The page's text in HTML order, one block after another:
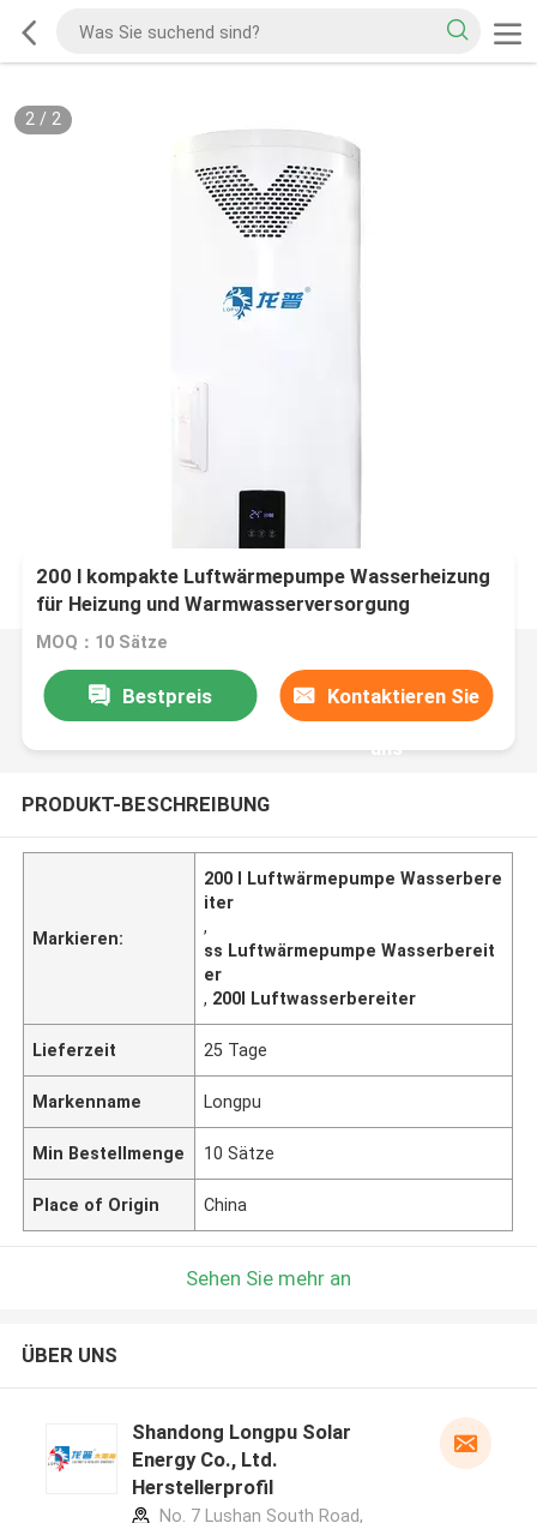
2/ 2
200 l kompakte Luftwärmepumpe Wasserheizung
für Heizung und Warmwasserversorgung
MOQ：10 Sätze
Bestpreis Kontaktieren Sie
uns
PRODUKT-BESCHREIBUNG
Markieren:
200 l Luftwärmepumpe Wasserbere
iter
,
ss Luftwärmepumpe Wasserbereit
er
, 200l Luftwasserbereiter
Lieferzeit 25 Tage
Markenname Longpu
Min Bestellmenge 10 Sätze
Place of Origin China
Sehen Sie mehr an
ÜBER UNS
Shandong Longpu Solar
Energy Co., Ltd.
Herstellerprofil
No. 7 Lushan South Road,